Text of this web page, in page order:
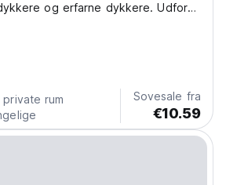
og erfarne dykkere. Udforsk
af og del historier med andre
from original language)
private rum
Sovesale fra
€10.59